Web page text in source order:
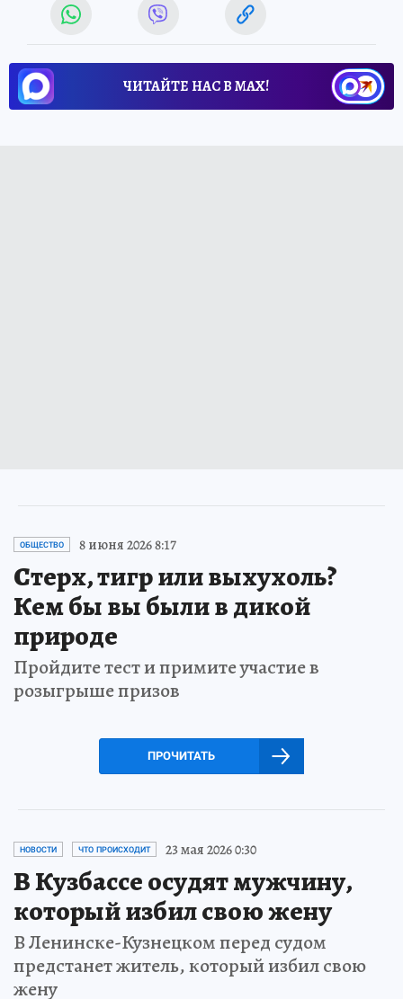
ЧИТАЙТЕ НАС В МАХ!
ОБЩЕСТВО 8 июня 2026 8:17
Стерх, тигр или выхухоль?
Кем бы вы были в дикой
природе
Пройдите тест и примите участие в
розыгрыше призов
ПРОЧИТАТЬ
НОВОСТИ ЧТО ПРОИСХОДИТ 23 мая 2026 0:30
В Кузбассе осудят мужчину,
который избил свою жену
В Ленинске-Кузнецком перед судом
предстанет житель, который избил свою
жену